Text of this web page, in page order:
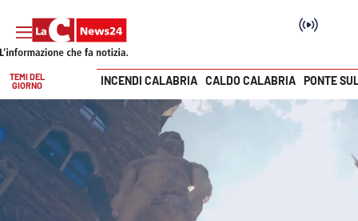
SEZIONI
Cronaca
Politica
Vai
TEMI DEL
GIORNO
INCENDI CALABRIA CALDO CALABRIA PONTE